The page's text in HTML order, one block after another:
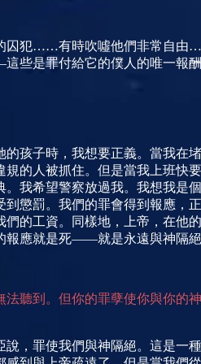
囚犯……有時吹噓他們非常自由
些是罪付給它的僕人的唯一報
孩子時，我想要正義。當我在
的人被抓住。但是當我上班快
我希望警察放過我。我想我是
懲罰。我們的罪會得到報應，
的工資。同樣地，上帝，在他
報應就是死——就是永遠與神隔
聽到。但你的罪孽使你與你的
，罪使我們與神隔絕。這是一